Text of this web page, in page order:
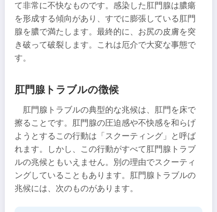
て非常に不快なものです。感染した肛門腺は膿瘍
を形成する傾向があり、すでに膨張している肛門
腺を膿で満たします。最終的に、お尻の皮膚を突
き破って破裂します。これは厄介で大変な事態で
す。
肛門腺トラブルの徴候
肛門腺トラブルの典型的な兆候は、肛門を床で
擦ることです。肛門腺の圧迫感や不快感を和らげ
ようとするこの行動は「スクーティング」と呼ば
れます。しかし、この行動がすべて肛門腺トラブ
ルの兆候ともいえません。別の理由でスクーティ
ングしていることもあります。肛門腺トラブルの
兆候には、次のものがあります。